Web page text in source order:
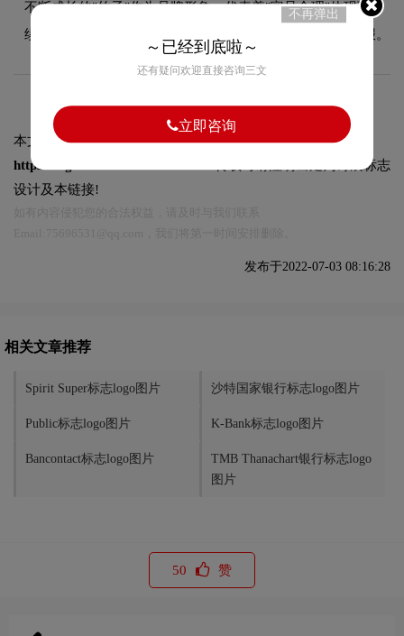
不断成长的"竹子"作为品牌形象，代表着"富足合理"体现可持
续发展和负责任投资的双重目标，同时追求卓越的业绩回报。
本文标题和链接君联资本标志logo图片:
https://logo9.net/works/9319.html
转载时请注明出处为诗宸标志
设计及本链接!
发布于2022-07-03 08:16:28
相关文章推荐
Spirit Super标志logo图片 沙特国家银行标志logo图片
Public标志logo图片 K-Bank标志logo图片
Bancontact标志logo图片
TMB Thanachart银行标志logo
图片
50 赞
不再弹出
～已经到底啦～
还有疑问欢迎直接咨询三文
立即咨询